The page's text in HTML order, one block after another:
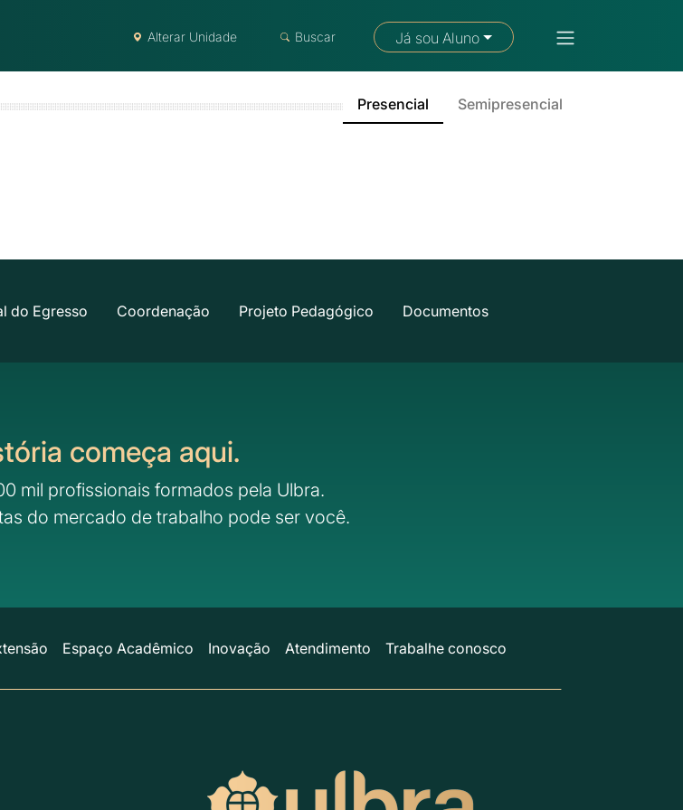
Fale com um consultor
Alterar Unidade Buscar Já sou Aluno
Presencial Semipresencial
do Egresso Coordenação Projeto Pedagógico Documentos
começa aqui.
mil profissionais formados pela Ulbra.
do mercado de trabalho pode ser você.
Espaço Acadêmico Inovação Atendimento Trabalhe conosco